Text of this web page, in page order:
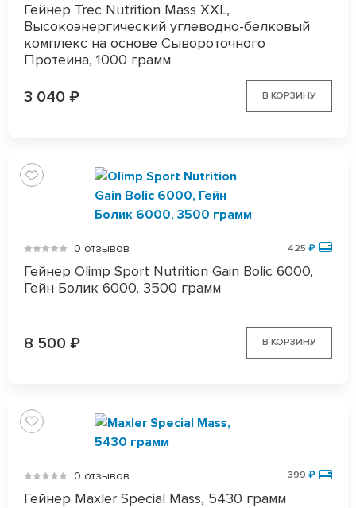
Гейнер Trec Nutrition Mass XXL,
Высокоэнергический углеводно-белковый
комплекс на основе Сывороточного
Протеина, 1000 грамм
3 040 ₽ В КОРЗИНУ
0 отзывов 425 ₽
Гейнер Olimp Sport Nutrition Gain Bolic 6000,
Гейн Болик 6000, 3500 грамм
8 500 ₽ В КОРЗИНУ
0 отзывов 399 ₽
Гейнер Maxler Special Mass, 5430 грамм